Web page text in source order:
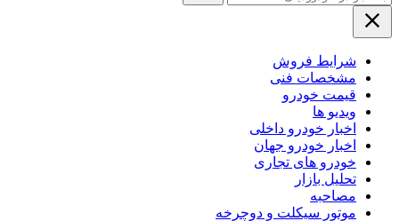
شرایط فروش
مشخصات فنی
قیمت خودرو
ویدیو ها
اخبار خودرو داخلی
اخبار خودرو جهان
خودرو های تجاری
تحلیل بازار
مصاحبه
موتور سیکلت و دوچرخه